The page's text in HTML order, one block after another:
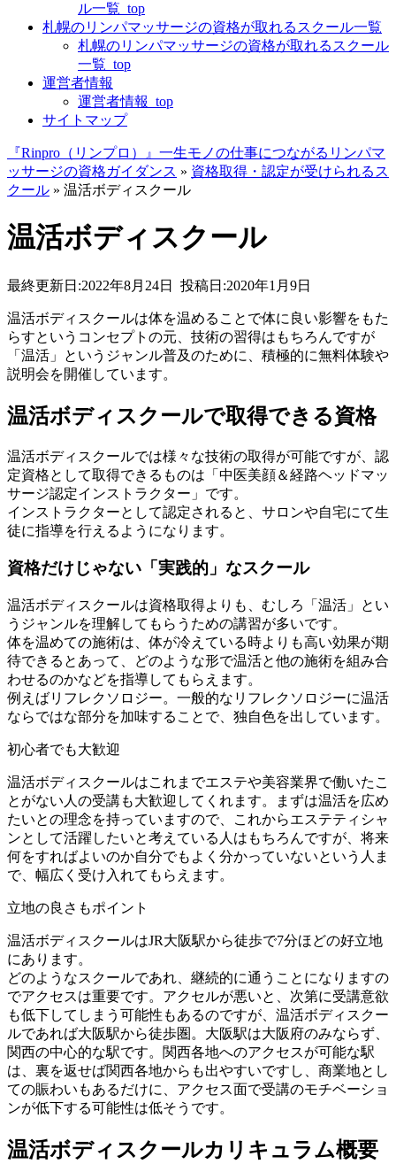
ル一覧_top
札幌のリンパマッサージの資格が取れるスクール一覧
札幌のリンパマッサージの資格が取れるスクール
一覧_top
運営者情報
運営者情報_top
サイトマップ
『Rinpro（リンプロ）』一生モノの仕事につながるリンパマ
ッサージの資格ガイダンス » 資格取得・認定が受けられるス
クール » 温活ボディスクール
温活ボディスクール
最終更新日:2022年8月24日 投稿日:2020年1月9日
温活ボディスクールは体を温めることで体に良い影響をもた
らすというコンセプトの元、技術の習得はもちろんですが
「温活」というジャンル普及のために、積極的に無料体験や
説明会を開催しています。
温活ボディスクールで取得できる資格
温活ボディスクールでは様々な技術の取得が可能ですが、認
定資格として取得できるものは「中医美顔＆経路ヘッドマッ
サージ認定インストラクター」です。
インストラクターとして認定されると、サロンや自宅にて生
徒に指導を行えるようになります。
資格だけじゃない「実践的」なスクール
温活ボディスクールは資格取得よりも、むしろ「温活」とい
うジャンルを理解してもらうための講習が多いです。
体を温めての施術は、体が冷えている時よりも高い効果が期
待できるとあって、どのような形で温活と他の施術を組み合
わせるのかなどを指導してもらえます。
例えばリフレクソロジー。一般的なリフレクソロジーに温活
ならではな部分を加味することで、独自色を出しています。
初心者でも大歓迎
温活ボディスクールはこれまでエステや美容業界で働いたこ
とがない人の受講も大歓迎してくれます。まずは温活を広め
たいとの理念を持っていますので、これからエステティシャ
ンとして活躍したいと考えている人はもちろんですが、将来
何をすればよいのか自分でもよく分かっていないという人ま
で、幅広く受け入れてもらえます。
立地の良さもポイント
温活ボディスクールはJR大阪駅から徒歩で7分ほどの好立地
にあります。
どのようなスクールであれ、継続的に通うことになりますの
でアクセスは重要です。アクセルが悪いと、次第に受講意欲
も低下してしまう可能性もあるのですが、温活ボディスクー
ルであれば大阪駅から徒歩圏。大阪駅は大阪府のみならず、
関西の中心的な駅です。関西各地へのアクセスが可能な駅
は、裏を返せば関西各地からも出やすいですし、商業地とし
ての賑わいもあるだけに、アクセス面で受講のモチベーショ
ンが低下する可能性は低そうです。
温活ボディスクールカリキュラム概要